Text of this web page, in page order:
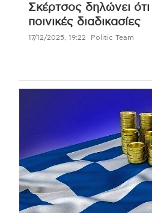
Σκέρτσος δηλώνει
ποινικές διαδικασίες
17/12/2025, 19:22 Politic Team